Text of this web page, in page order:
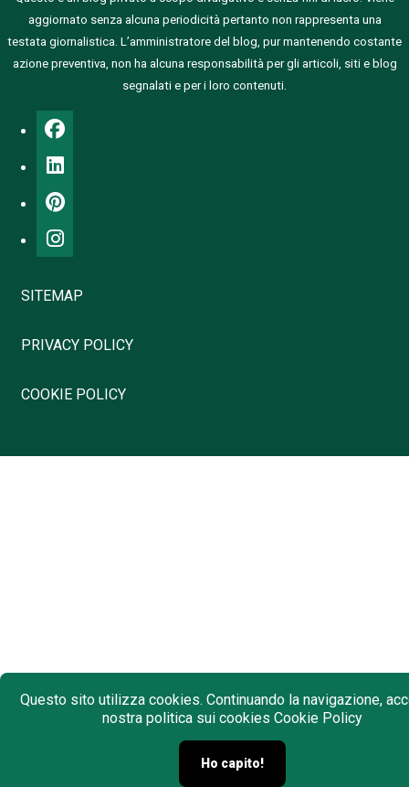
aggiornato senza alcuna periodicità pertanto non rappresenta una
testata giornalistica. L’amministratore del blog, pur mantenendo costante
azione preventiva, non ha alcuna responsabilità per gli articoli, siti e blog
segnalati e per i loro contenuti.
SITEMAP
PRIVACY POLICY
COOKIE POLICY
Questo sito utilizza cookies. Continuando la navigazione,
nostra politica sui cookies Cookie Policy
Ho capito!